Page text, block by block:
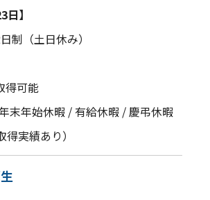
日】
制（土日休み）
得可能
末年始休暇 / 有給休暇 / 慶弔休暇
実績あり）